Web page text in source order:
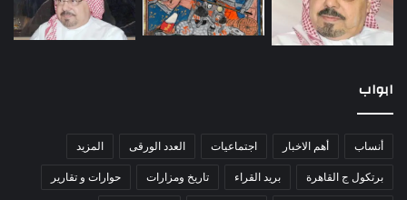
ابواب
أنساب أهم الاخبار اجتماعيات العدد الورقى المزيد
برتكول ج القاهرة بريد القراء تاريخ ومزارات حوارات و تقارير